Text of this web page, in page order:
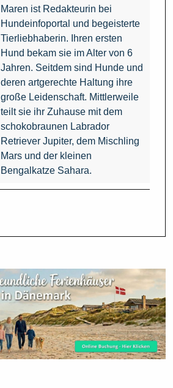
Maren ist Redakteurin bei
Hundeinfoportal und begeisterte
Tierliebhaberin. Ihren ersten
Hund bekam sie im Alter von 6
Jahren. Seitdem sind Hunde und
deren artgerechte Haltung ihre
große Leidenschaft. Mittlerweile
teilt sie ihr Zuhause mit dem
schokobraunen Labrador
Retriever Jupiter, dem Mischling
Mars und der kleinen
Bengalkatze Sahara.